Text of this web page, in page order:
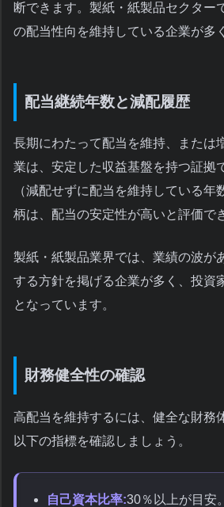
断できます。製紙・紙製品セクター
の配当性向を維持している企業が多
配当継続年数と減配履歴
長期にわたって配当を維持、または
業は、安定した収益基盤を持つ証拠
（減配せずに配当を維持している年
柄は、配当の安定性が高いと評価で
製紙・紙製品業界では、業績の波が
する方針を掲げる企業が多く、投資
となっています。
財務健全性の確認
高配当を維持するには、健全な財務
以下の指標を確認しましょう。
自己資本比率:30％以上が目安